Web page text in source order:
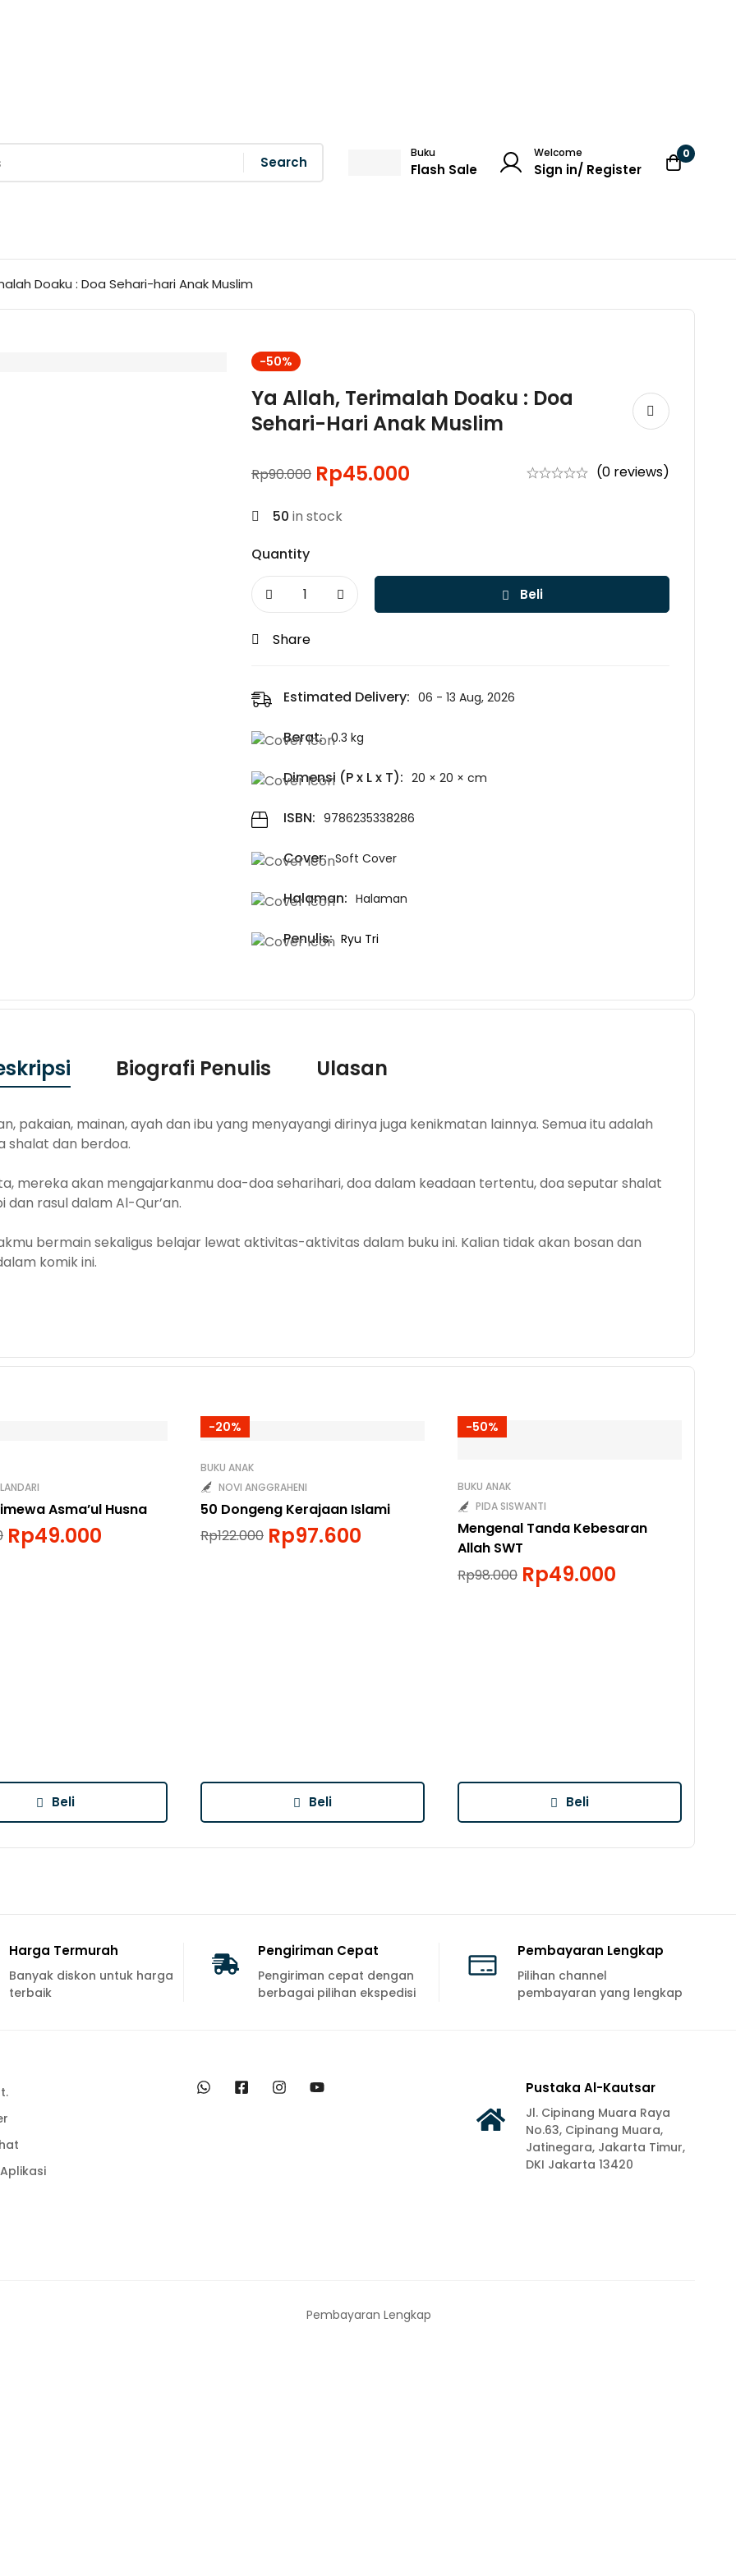
Search
Buku
Flash Sale
Welcome
Sign in/ Register
0
Doaku : Doa Sehari-hari Anak Muslim
-50%
Ya Allah, Terimalah Doaku : Doa
Sehari-Hari Anak Muslim
Rp90.000 Rp45.000 (0 reviews)
50 in stock
Quantity
Beli
Share
Estimated Delivery: 06 - 13 Aug, 2026
Berat: 0.3 kg
Dimensi (P x L x T): 20 × 20 × cm
ISBN: 9786235338286
Cover: Soft Cover
Halaman: Halaman
Penulis: Ryu Tri
Biografi Penulis Ulasan
pakaian, mainan, ayah dan ibu yang menyayangi dirinya juga kenikmatan lainnya. Semua itu adalah
shalat dan berdoa.
mereka akan mengajarkanmu doa-doa seharihari, doa dalam keadaan tertentu, doa seputar shalat
rasul dalam Al-Qur’an.
bermain sekaligus belajar lewat aktivitas-aktivitas dalam buku ini. Kalian tidak akan bosan dan
komik ini.
Asma’ul Husna
Rp49.000
Beli
-20%
BUKU ANAK
NOVI ANGGRAHENI
50 Dongeng Kerajaan Islami
Rp122.000 Rp97.600
Beli
-50%
BUKU ANAK
PIDA SISWANTI
Mengenal Tanda Kebesaran
Allah SWT
Rp98.000 Rp49.000
Beli
Harga Termurah
Banyak diskon untuk harga
terbaik
Pengiriman Cepat
Pengiriman cepat dengan
berbagai pilihan ekspedisi
Pembayaran Lengkap
Pilihan channel
pembayaran yang lengkap
Pustaka Al-Kautsar
Jl. Cipinang Muara Raya
No.63, Cipinang Muara,
Jatinegara, Jakarta Timur,
DKI Jakarta 13420
Pembayaran Lengkap